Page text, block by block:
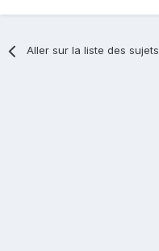
Aller sur la liste des sujets